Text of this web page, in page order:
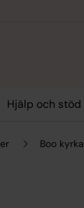
Hjälp och stöd
Boo kyrka